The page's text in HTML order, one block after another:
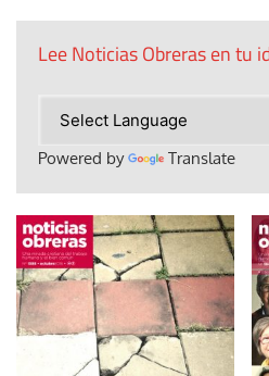
Lee Noticias Obreras en tu
Powered by Translate